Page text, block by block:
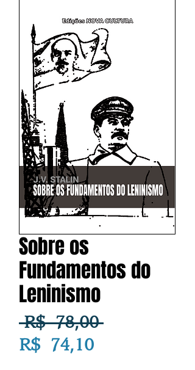
Sobre os
Fundamentos do
Leninismo
R$ 78,00 Preço
R$ 74,10Preço